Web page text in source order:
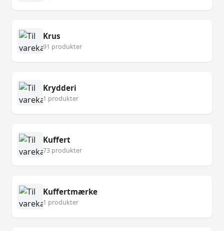
Krus
91 produkter
Krydderi
1 produkter
Kuffert
73 produkter
Kuffertmærke
1 produkter